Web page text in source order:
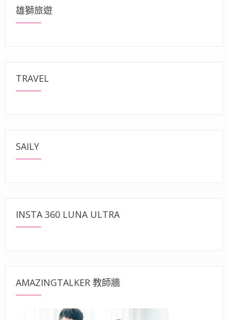
雄獅旅遊
TRAVEL
SAILY
INSTA 360 LUNA ULTRA
AMAZINGTALKER 教師牆